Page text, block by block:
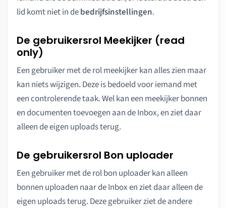
lid komt niet in debedrijfsinstellingen.
De gebruikersrol Meekijker (read
only)
Een gebruiker met de rol meekijker kan alles zien maar
kan niets wijzigen. Deze is bedoeld voor iemand met
een controlerende taak. Wel kan een meekijker bonnen
en documenten toevoegen aan de Inbox, en ziet daar
alleen de eigen uploads terug.
De gebruikersrol Bon uploader
Een gebruiker met de rol bon uploader kan alleen
bonnen uploaden naar de Inbox en ziet daar alleen de
eigen uploads terug. Deze gebruiker ziet de andere